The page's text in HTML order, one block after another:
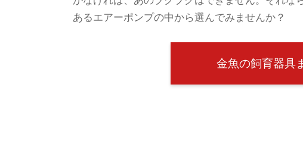
あるエアーポンプの中から選んでみませんか？
金魚の飼育器具